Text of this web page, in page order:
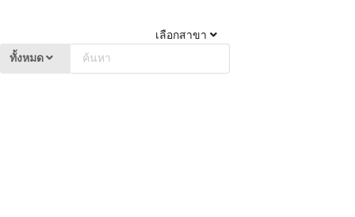
เลือกสาขา
ทั้งหมด